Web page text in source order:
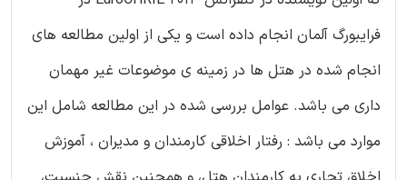
فرایبورگ آلمان انجام داده است و یکی از اولین مطالعه های
انجام شده در هتل ها در زمینه ی موضوعات غیر مهمان
داری می باشد. عوامل بررسی شده در این مطالعه شامل این
موارد می باشد : رفتار اخلاقی کارمندان و مدیران ، آموزش